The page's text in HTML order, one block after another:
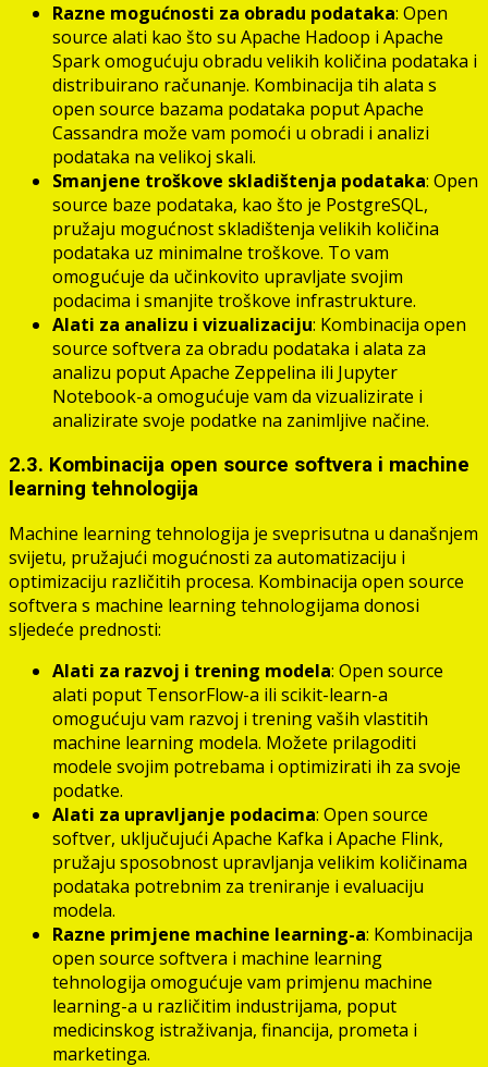
Razne mogućnosti za obradu podataka: Open
source alati kao što su Apache Hadoop i Apache
Spark omogućuju obradu velikih količina podataka i
distribuirano računanje. Kombinacija tih alata s
open source bazama podataka poput Apache
Cassandra može vam pomoći u obradi i analizi
podataka na velikoj skali.
Smanjene troškove skladištenja podataka: Open
source baze podataka, kao što je PostgreSQL,
pružaju mogućnost skladištenja velikih količina
podataka uz minimalne troškove. To vam
omogućuje da učinkovito upravljate svojim
podacima i smanjite troškove infrastrukture.
Alati za analizu i vizualizaciju: Kombinacija open
source softvera za obradu podataka i alata za
analizu poput Apache Zeppelina ili Jupyter
Notebook-a omogućuje vam da vizualizirate i
analizirate svoje podatke na zanimljive načine.
2.3. Kombinacija open source softvera i machine
learning tehnologija
Machine learning tehnologija je sveprisutna u današnjem
svijetu, pružajući mogućnosti za automatizaciju i
optimizaciju različitih procesa. Kombinacija open source
softvera s machine learning tehnologijama donosi
sljedeće prednosti:
Alati za razvoj i trening modela: Open source
alati poput TensorFlow-a ili scikit-learn-a
omogućuju vam razvoj i trening vaših vlastitih
machine learning modela. Možete prilagoditi
modele svojim potrebama i optimizirati ih za svoje
podatke.
Alati za upravljanje podacima: Open source
softver, uključujući Apache Kafka i Apache Flink,
pružaju sposobnost upravljanja velikim količinama
podataka potrebnim za treniranje i evaluaciju
modela.
Razne primjene machine learning-a: Kombinacija
open source softvera i machine learning
tehnologija omogućuje vam primjenu machine
learning-a u različitim industrijama, poput
medicinskog istraživanja, financija, prometa i
marketinga.